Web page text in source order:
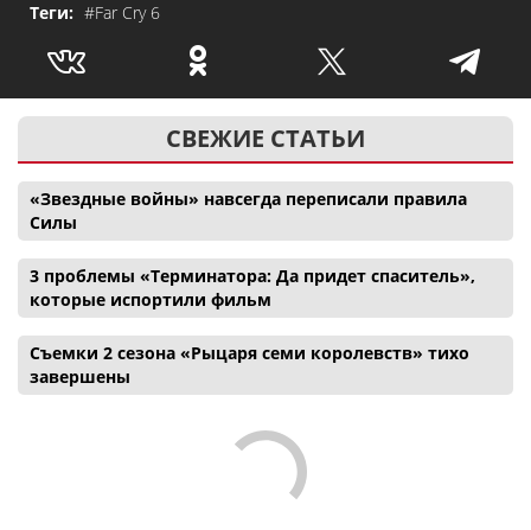
Теги: #Far Cry 6
СВЕЖИЕ СТАТЬИ
«Звездные войны» навсегда переписали правила
Силы
3 проблемы «Терминатора: Да придет спаситель»,
которые испортили фильм
Съемки 2 сезона «Рыцаря семи королевств» тихо
завершены